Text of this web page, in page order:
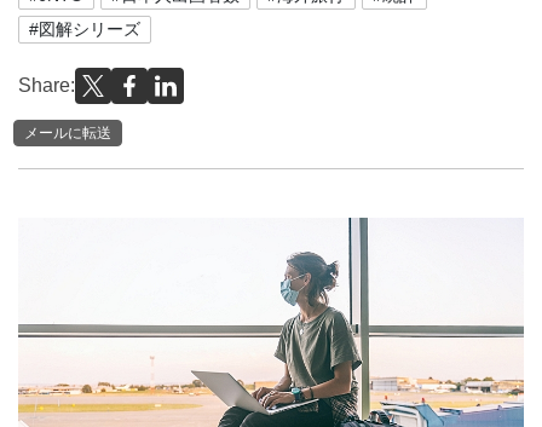
#図解シリーズ
Share:
メールに転送